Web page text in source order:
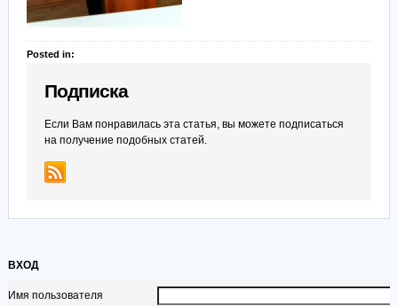
Posted in:
Подписка
Если Вам понравилась эта статья, вы можете подписаться
на получение подобных статей.
ВХОД
Имя пользователя